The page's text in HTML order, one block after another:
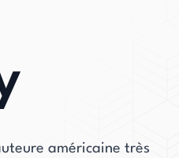
américaine très